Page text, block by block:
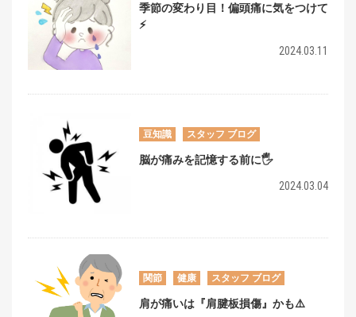
季節の変わり目！偏頭痛に気をつけて
⚡️
2024.03.11
豆知識 スタッフ ブログ
脳が痛みを記憶する前に🖐️
2024.03.04
関節 健康 スタッフ ブログ
肩が痛いは『肩腱板損傷』かも⚠️